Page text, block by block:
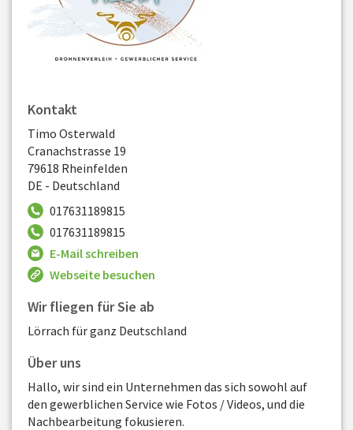
Kontakt
Timo Osterwald
Cranachstrasse 19
79618 Rheinfelden
DE - Deutschland
017631189815
017631189815
E-Mail schreiben
Webseite besuchen
Wir fliegen für Sie ab
Lörrach für ganz Deutschland
Über uns
Hallo, wir sind ein Unternehmen das sich sowohl auf
den gewerblichen Service wie Fotos / Videos, und die
Nachbearbeitung fokusieren.